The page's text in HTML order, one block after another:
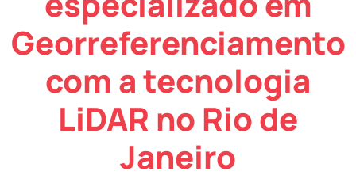
Georreferenciamento
com a tecnologia
LiDAR no Rio de
Janeiro